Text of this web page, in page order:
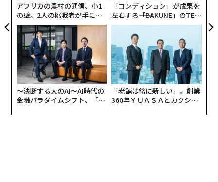
アフリカの農村の通信、小1
の壁。2人の挑戦者が手にし
た「次なる武器」
「コンディション」が成果を
左右する――「BAKUNE」のTEN
TIALが支える「挑戦者の明
〜決断する人のAI〜AI時代の
金融パラダイムシフト、「超
「老舗は常に新しい」。創業
360年ＹＵＡＳＡとカクシン